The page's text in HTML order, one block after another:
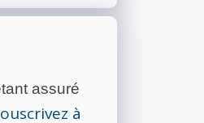
assuré
à